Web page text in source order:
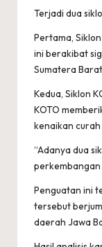
Terjadi dua
Pertama,
ini berakibat
Sumatera
Kedua, Siklon
KOTO
kenaikan
“Adanya dua
perkembangan
Penguatan ini
tersebut
daerah Jawa